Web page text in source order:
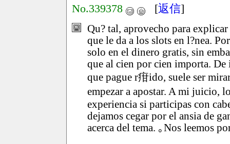
No.339378
[返信]
Qu? tal, aprovecho para
que le da a los slots en l?nea.
solo en el dinero gratis, sin
que al cien por cien importa. De
que pague r疳ido, suele ser
empezar a apostar. A mi juicio,
experiencia si participas con
dejamos cegar por el ansia de
acerca del tema. ｡Nos leemos